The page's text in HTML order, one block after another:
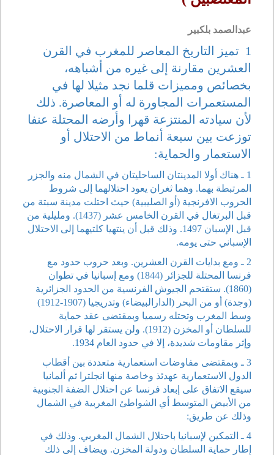
عبدالصمد بلكبير
1 تميز التاريخ المعاصر للمغرب في القرن
العشرين مقارنة إلى غيره من أشباهه،
بخصائص ومميزات قلما نجد مثيلا لها في
المستعمرات المجاورة له أو المعاصرة. ذلك
لأن سيادته المنتزعة قهرا وأرضه المحتلة عنفا
توزعت بين سبعة أنماط من الاحتلال أو
الاستعمار والحماية:
1 ـ هناك أولا المدينتان الساحليتان في الشمال منه والجزر
المرتبطة بهما. وهما ثغران يعود احتلالهما إلى شروط
الحروب الافرنجية (أو الصليبية) حيث احتلت مدينة سبتة من
قبل البرتغال في القرن الخامس عشر (1437). ومليلية من
قبل الإسبان 1497. وذلك قبل أن ينتهيا كلتيهما إلى الاحتلال
الإسباني حتى يومه.
2 ـ ومع بدايات القرن العشرين. وبعد حروب حدود مع
فرنسا المحتلة للجزائر (1844) ومع إسبانيا في تطوان
(1860). ستقتحم الجيوش الفرنسية من الحدود الجزائرية
(وجدة) أو من البحر (الدارالبيضاء) وتدريجيا (1907-1912)
وسط المغرب وتحتله رسميا وبمقتضى عقد حماية
للسلطان أو المخزن (1912). ولن يستقر لها قرار الاحتلال،
وإثر مقاومات شديدة، إلا في حدود العام 1934.
3 ـ وبمقتضى مفاوضات استعمارية متعددة بين أقطاب
الدول الاستعمارية عهدئذ وخاصة منها انجلترا ثم ألمانيا
سيقع الاتفاق على إبعاد فرنسا عن احتلال الضفة الجنوبية
من الأبيض المتوسط أي الشواطئ المغربية في الشمال
وذلك عن طريق:
4 ـ التمكين لإسبانيا باحتلال الشمال المغربي. وذلك في
إطار حماية السلطان ودولة المخزن. ويضاف إلى ذلك